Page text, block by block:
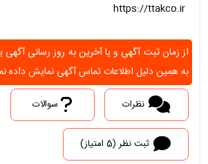
https://ttakco.ir
از زمان ثبت آگهی و یا آخرین به روز رسانی
به همین دلیل اطلاعات تماس آگهی نمایش داده
نظرات سوالات
ثبت نظر (5 امتیاز)